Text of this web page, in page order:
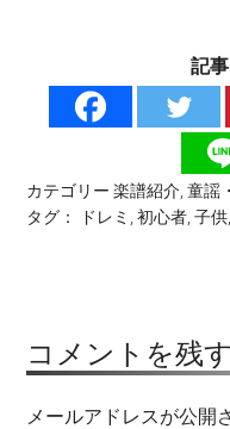
記
カテゴリー楽譜紹介 ,童謡
タグ：
ドレミ ,初心者 ,子供
コメントを残す
メールアドレスが公開